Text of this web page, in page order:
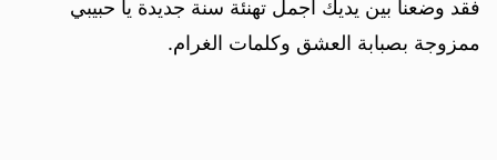
فقد وضعنا بين يديك أجمل تهنئة سنة جديدة يا حبيبي
ممزوجة بصبابة العشق وكلمات الغرام.